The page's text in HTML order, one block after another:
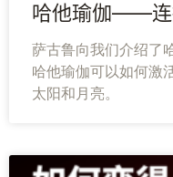
哈他瑜伽——连
萨古鲁向我们介绍了
哈他瑜伽可以如何
太阳和月亮。